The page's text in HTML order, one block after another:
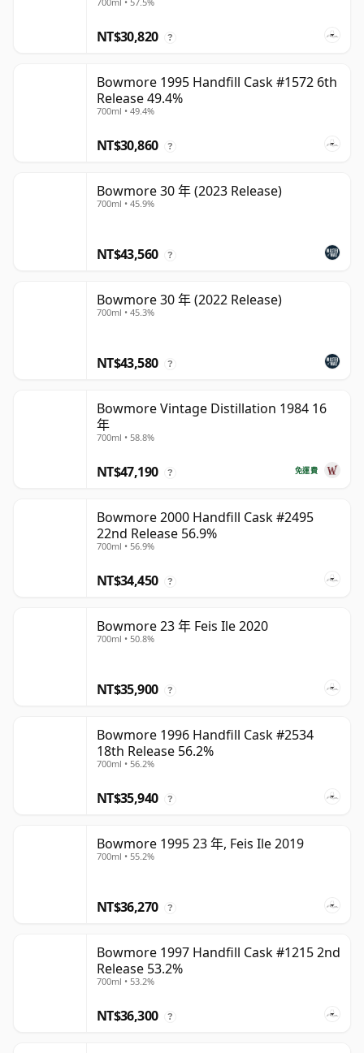
NT$30,820 ?
Bowmore 1995 Handfill Cask #1572 6th
Release 49.4%
700ml • 49.4%
NT$30,860 ?
Bowmore 30 年 (2023 Release)
700ml • 45.9%
NT$43,560 ?
Bowmore 30 年 (2022 Release)
700ml • 45.3%
NT$43,580 ?
Bowmore Vintage Distillation 1984 16
年
700ml • 58.8%
免運費
NT$47,190 ?
Bowmore 2000 Handfill Cask #2495
22nd Release 56.9%
700ml • 56.9%
NT$34,450 ?
Bowmore 23 年 Feis Ile 2020
700ml • 50.8%
NT$35,900 ?
Bowmore 1996 Handfill Cask #2534
18th Release 56.2%
700ml • 56.2%
NT$35,940 ?
Bowmore 1995 23 年, Feis Ile 2019
700ml • 55.2%
NT$36,270 ?
Bowmore 1997 Handfill Cask #1215 2nd
Release 53.2%
700ml • 53.2%
NT$36,300 ?